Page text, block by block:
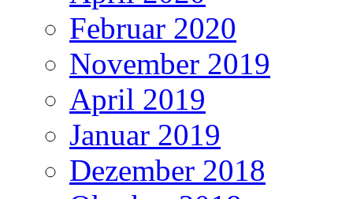
Februar 2020
November 2019
April 2019
Januar 2019
Dezember 2018